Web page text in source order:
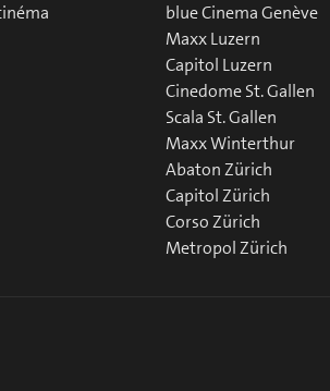
blue Cinema Genève
Maxx Luzern
Capitol Luzern
Cinedome St. Gallen
Scala St. Gallen
Maxx Winterthur
Abaton Zürich
Capitol Zürich
Corso Zürich
Metropol Zürich